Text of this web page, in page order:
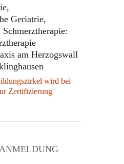
Geriatrie,
am Herzogswall
wird bei
Zertifizierung